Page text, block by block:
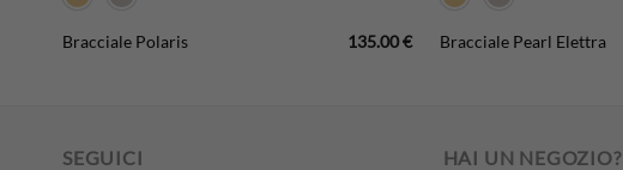
Bracciale Polaris 135.00€ Bracciale Pearl Elettra
SEGUICI HAI UN NEGOZIO?